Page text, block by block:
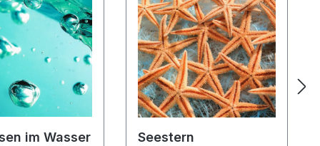
im Wasser Seestern